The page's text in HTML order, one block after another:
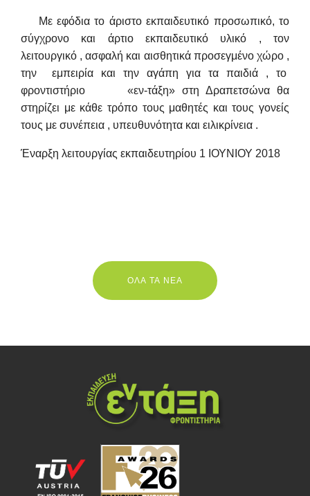
Με εφόδια το άριστο εκπαιδευτικό προσωπικό, το
σύγχρονο και άρτιο εκπαιδευτικό υλικό , τον
λειτουργικό , ασφαλή και αισθητικά προσεγμένο χώρο ,
την εμπειρία και την αγάπη για τα παιδιά , το
φροντιστήριο «εν-τάξη» στη Δραπετσώνα θα
στηρίζει με κάθε τρόπο τους μαθητές και τους γονείς
τους με συνέπεια , υπευθυνότητα και ειλικρίνεια .
Έναρξη λειτουργίας εκπαιδευτηρίου 1 ΙΟΥΝΙΟΥ 2018
ΟΛΑ ΤΑ ΝΕΑ